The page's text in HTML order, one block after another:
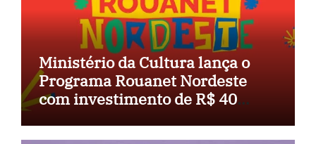
Ministério da Cultura lança o
Programa Rouanet Nordeste
com investimento de R$ 40